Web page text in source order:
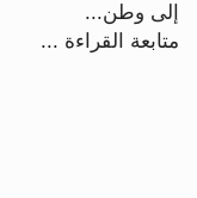
إلى وطن...
متابعة القراءة ...